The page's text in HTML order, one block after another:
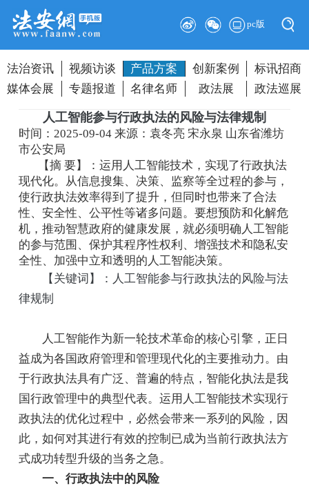
pc版
法治资讯 视频访谈 产品方案 创新案例
标讯招商
媒体会展
专题报道 名律名师 政法展 政法巡展
人工智能参与行政执法的风险与法律规制
时间：2025-09-04来源：袁冬亮 宋永泉 山东省潍坊
市公安局
【摘 要】：运用人工智能技术，实现了行政执法
现代化。从信息搜集、决策、监察等全过程的参与，
使行政执法效率得到了提升，但同时也带来了合法
性、安全性、公平性等诸多问题。要想预防和化解危
机，推动智慧政府的健康发展，就必须明确人工智能
的参与范围、保护其程序性权利、增强技术和隐私安
全性、加强中立和透明的人工智能决策。
【关键词】：人工智能参与行政执法的风险与法
律规制
人工智能作为新一轮技术革命的核心引擎，正日
益成为各国政府管理和管理现代化的主要推动力。由
于行政执法具有广泛、普遍的特点，智能化执法是我
国行政管理中的典型代表。运用人工智能技术实现行
政执法的优化过程中，必然会带来一系列的风险，因
此，如何对其进行有效的控制已成为当前行政执法方
式成功转型升级的当务之急。
一、行政执法中的风险